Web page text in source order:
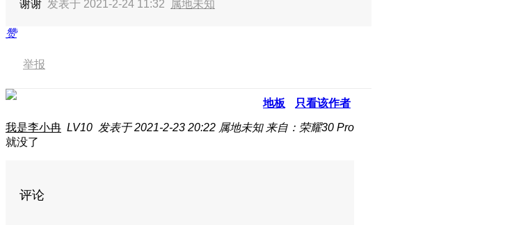
谢谢 发表于 2021-2-24 11:32 属地未知
赞
举报
地板 只看该作者
我是李小冉 LV10 发表于 2021-2-23 20:22 属地未知 来自：荣耀30 Pro
就没了
评论